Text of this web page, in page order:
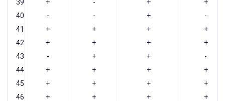
39
+ - +
+
40
- - +
-
41
+ + +
+
42
+ + +
+
43
- + +
-
44
+ + +
+
45
+ + +
+
46
+ + +
+